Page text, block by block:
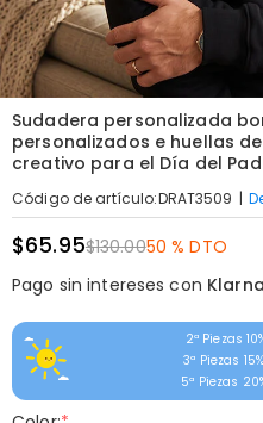
Sudadera personalizada
personalizados e huellas
creativo para el Día del
Código de artículo:DRAT3509 |
$65.95$130.0050 % DTO
Pago sin intereses con Klarna
2ª Piezas
3ª Piezas
5ª Piezas